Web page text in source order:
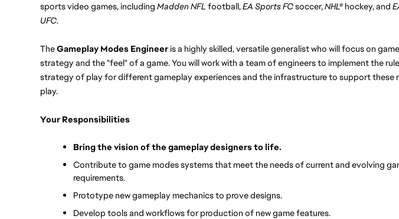
sports video games, including Madden NFL football, EA Sports FC soccer, NHL® hockey, and
UFC.
The Gameplay Modes Engineer is a highly skilled, versatile generalist who will focus on
strategy and the "feel" of a game. You will work with a team of engineers to implement the
strategy of play for different gameplay experiences and the infrastructure to support these
play.
Your Responsibilities
Bring the vision of the gameplay designers to life.
Contribute to game modes systems that meet the needs of current and evolving
requirements.
Prototype new gameplay mechanics to prove designs.
Develop tools and workflows for production of new game features.